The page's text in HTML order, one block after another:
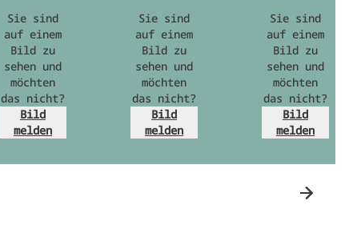
Sie sind
auf einem
Bild zu
sehen und
möchten
das nicht?
Bild
melden
Sie sind
auf einem
Bild zu
sehen und
möchten
das nicht?
Bild
melden
Sie sind
auf einem
Bild zu
sehen und
möchten
das nicht?
Bild
melden